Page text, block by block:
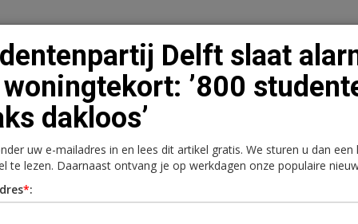
Vacaturebank Contact
Kantoren Retail Logistiek Juridisch | Fiscaal
Delft slaat
’800
dakloos’
uw e-mailadres in en lees dit artikel gratis. We sturen u dan een
te lezen. Daarnaast ontvang je op werkdagen onze populaire
*: